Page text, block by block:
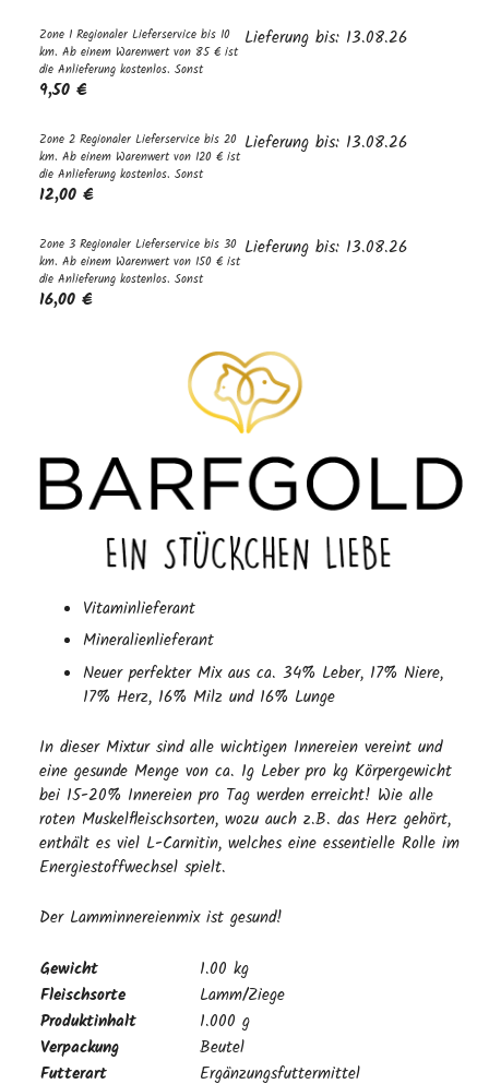
Zone 1 Regionaler Lieferservice bis 10
km. Ab einem Warenwert von 85 € ist
die Anlieferung kostenlos. Sonst
9,50 €
Lieferung bis: 13.08.26
Zone 2 Regionaler Lieferservice bis 20
km. Ab einem Warenwert von 120 € ist
die Anlieferung kostenlos. Sonst
12,00 €
Lieferung bis: 13.08.26
Zone 3 Regionaler Lieferservice bis 30
km. Ab einem Warenwert von 150 € ist
die Anlieferung kostenlos. Sonst
16,00 €
Lieferung bis: 13.08.26
Vitaminlieferant
Mineralienlieferant
Neuer perfekter Mix aus ca. 34% Leber, 17% Niere,
17% Herz, 16% Milz und 16% Lunge
In dieser Mixtur sind alle wichtigen Innereien vereint und
eine gesunde Menge von ca. 1g Leber pro kg Körpergewicht
bei 15-20% Innereien pro Tag werden erreicht! Wie alle
roten Muskelfleischsorten, wozu auch z.B. das Herz gehört,
enthält es viel L-Carnitin, welches eine essentielle Rolle im
Energiestoffwechsel spielt.
Der Lamminnereienmix ist gesund!
Gewicht
1.00 kg
Fleischsorte
Lamm/Ziege
Produktinhalt
1.000 g
Verpackung
Beutel
Futterart
Ergänzungsfuttermittel